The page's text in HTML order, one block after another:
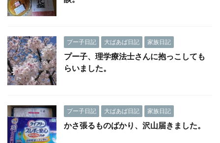
プー子日記 大ばあば日記 家族日記
プー子、理学療法士さんに抱っこしても
らいました。
プー子日記 大ばあば日記 家族日記
かさ張るものばかり、沢山届きました。